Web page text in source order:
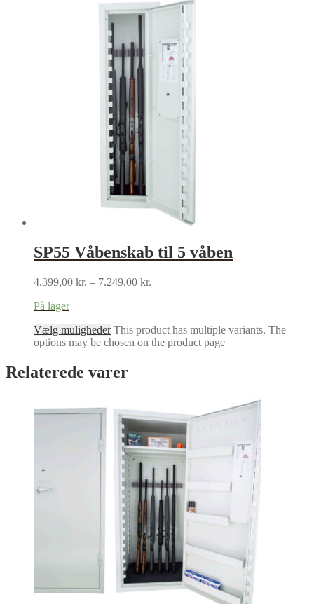
SP55 Våbenskab til 5 våben
4.399,00 kr. – 7.249,00 kr.
På lager
Vælg mulighederThis product has multiple variants. The
options may be chosen on the product page
Relaterede varer